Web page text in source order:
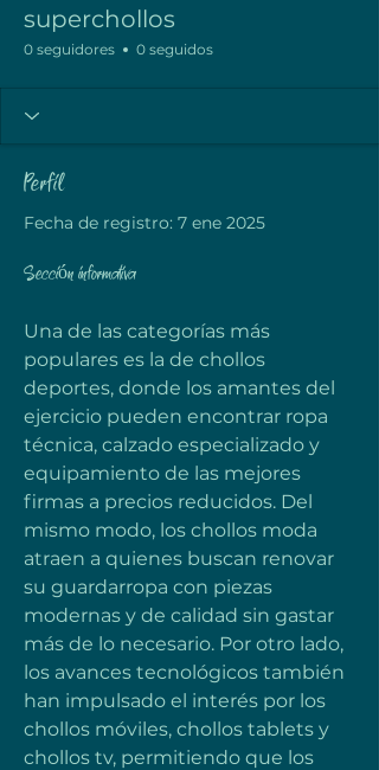
superchollos
0 seguidores 0 seguidos
Perfil
Fecha de registro: 7 ene 2025
Sección informativa
Una de las categorías más
populares es la de chollos
deportes, donde los amantes del
ejercicio pueden encontrar ropa
técnica, calzado especializado y
equipamiento de las mejores
firmas a precios reducidos. Del
mismo modo, los chollos moda
atraen a quienes buscan renovar
su guardarropa con piezas
modernas y de calidad sin gastar
más de lo necesario. Por otro lado,
los avances tecnológicos también
han impulsado el interés por los
chollos móviles, chollos tablets y
chollos tv, permitiendo que los